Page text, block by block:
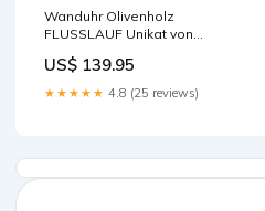
Wanduhr Olivenholz
FLUSSLAUF Unikat von
in Handarbeit lautlos Sport
US$ 139.95
★★★★★ 4.8 (25 reviews)